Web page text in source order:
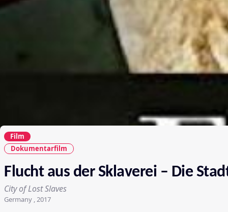
Film
Dokumentarfilm
Flucht aus der Sklaverei – Die
City of Lost Slaves
Germany , 2017